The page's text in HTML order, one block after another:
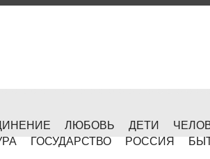
ЛЮБОВЬ ДЕТИ
ГОСУДАРСТВО РОССИЯ